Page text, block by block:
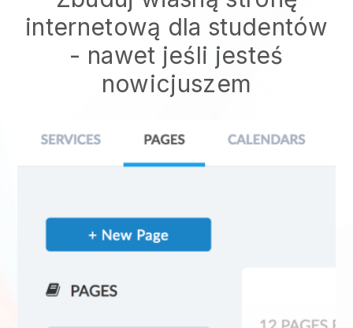
internetową dla studentów
- nawet jeśli jesteś
nowicjuszem